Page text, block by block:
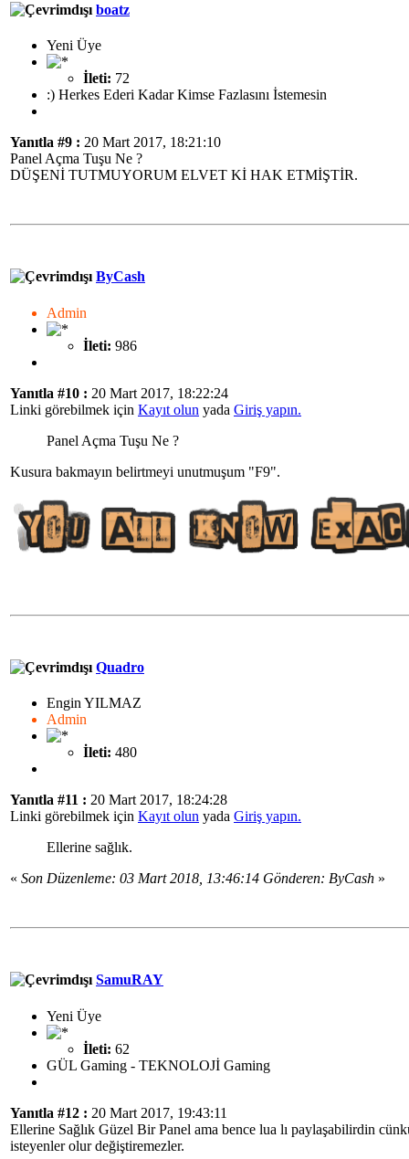
boatz
Yeni Üye
İleti: 72
:) Herkes Ederi Kadar Kimse Fazlasını İstemesin
Yanıtla #9 : 20 Mart 2017, 18:21:10
Panel Açma Tuşu Ne ?
DÜŞENİ TUTMUYORUM ELVET Kİ HAK ETMİŞTİR.
ByCash
Admin
İleti: 986
Yanıtla #10 : 20 Mart 2017, 18:22:24
Linki görebilmek için Kayıt olun yada Giriş yapın.
Panel Açma Tuşu Ne ?
Kusura bakmayın belirtmeyi unutmuşum "F9".
Quadro
Engin YILMAZ
Admin
İleti: 480
Yanıtla #11 : 20 Mart 2017, 18:24:28
Linki görebilmek için Kayıt olun yada Giriş yapın.
Ellerine sağlık.
« Son Düzenleme: 03 Mart 2018, 13:46:14 Gönderen: ByCash »
SamuRAY
Yeni Üye
İleti: 62
GÜL Gaming - TEKNOLOJİ Gaming
Yanıtla #12 : 20 Mart 2017, 19:43:11
Ellerine Sağlık Güzel Bir Panel ama bence lua lı paylaşabilirdin
isteyenler olur değiştiremezler.